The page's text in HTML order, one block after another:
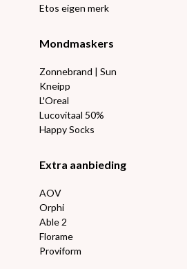
Etos eigen merk
Mondmaskers
Zonnebrand | Sun
Kneipp
L'Oreal
Lucovitaal 50%
Happy Socks
Extra aanbieding
AOV
Orphi
Able 2
Florame
Proviform